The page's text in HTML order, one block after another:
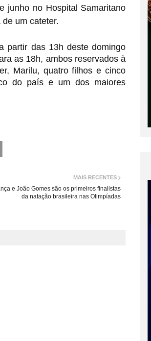
junho no Hospital Samaritano
um cateter.
partir das 13h deste domingo
as 18h, ambos reservados à
Marilu, quatro filhos e cinco
do país e um dos maiores
MAIS RECENTES
e João Gomes são os primeiros finalistas
da natação brasileira nas Olimpíadas